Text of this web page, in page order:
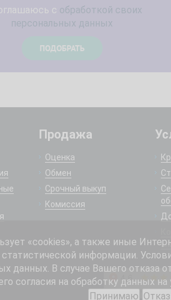
с обработкой своих
персональных данных
Продажа
Оценка
Обмен
Срочный выкуп
Комиссия
«cookies», а также иные
информации.
данных. В случае Вашего
согласия на обработку данных
Принимаю